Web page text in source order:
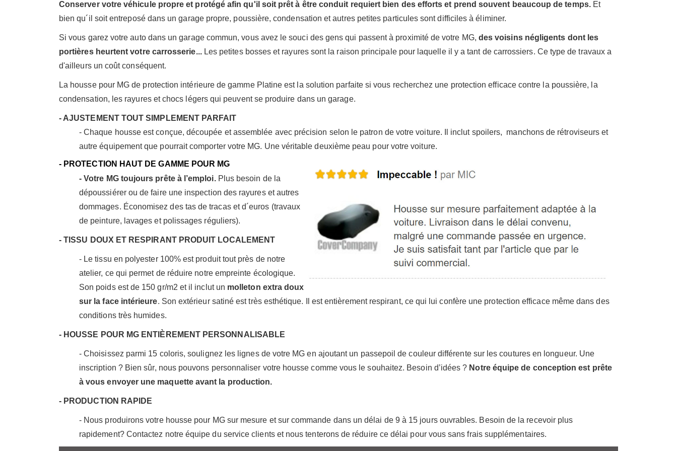
Conserver votre véhicule propre et protégé afin qu'il soit prêt à être conduit requiert bien des efforts et prend souvent beaucoup de temps.Et
bien qu´il soit entreposé dans un garage propre, poussière, condensation et autres petites particules sont difficiles à éliminer.
Si vous garez votre auto dans un garage commun, vous avez le souci des gens qui passent à proximité de votre MG, des voisins négligents dont les
portières heurtent votre carrosserie...Les petites bosses et rayures sont la raison principale pour laquelle il y a tant de carrossiers. Ce type de travaux a
d'ailleurs un coût conséquent.
La housse pour MG de protection intérieure de gamme Platine est la solution parfaite si vous recherchez une protection efficace contre la poussière, la
condensation, les rayures et chocs légers qui peuvent se produire dans un garage.
- AJUSTEMENT TOUT SIMPLEMENT PARFAIT
- Chaque housse est conçue, découpée et assemblée avec précision selon le patron de votre voiture. Il inclut spoilers, manchons de rétroviseurs et
autre équipement que pourrait comporter votre MG. Une véritable deuxième peau pour votre voiture.
- PROTECTION HAUT DE GAMME POUR MG
- Votre MG toujours prête à l’emploi.Plus besoin de la
dépoussiérer ou de faire une inspection des rayures et autres
dommages. Économisez des tas de tracas et d´euros (travaux
de peinture, lavages et polissages réguliers).
- TISSU DOUX ET RESPIRANT PRODUIT LOCALEMENT
- Le tissu en polyester 100% est produit tout près de notre
atelier, ce qui permet de réduire notre empreinte écologique.
Son poids est de 150 gr/m2 et il inclut un molleton extra doux
sur la face intérieure. Son extérieur satiné est très esthétique. Il est entièrement respirant, ce qui lui confère une protection efficace même dans des
conditions très humides.
- HOUSSE POUR MG ENTIÈREMENT PERSONNALISABLE
- Choisissez parmi 15 coloris, soulignez les lignes de votre MG en ajoutant un passepoil de couleur différente sur les coutures en longueur. Une
inscription ? Bien sûr, nous pouvons personnaliser votre housse comme vous le souhaitez. Besoin d’idées ? Notre équipe de conception est prête
à vous envoyer une maquette avant la production.
- PRODUCTION RAPIDE
- Nous produirons votre housse pour MG sur mesure et sur commande dans un délai de 9 à 15 jours ouvrables. Besoin de la recevoir plus
rapidement? Contactez notre équipe du service clients et nous tenterons de réduire ce délai pour vous sans frais supplémentaires.